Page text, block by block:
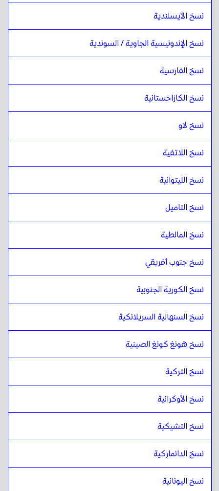
نسخ الآيسلندية
نسخ الإندونيسية الجاوية / السوندية
نسخ الفارسية
نسخ الكازاخستانية
نسخ لاو
نسخ اللاتفية
نسخ الليتوانية
نسخ التاميل
نسخ المالطية
نسخ جنوب أفريقي
نسخ الكورية الجنوبية
نسخ السنهالية السريلانكية
نسخ هونغ كونغ الصينية
نسخ التركية
نسخ الأوكرانية
نسخ التشيكية
نسخ الدانماركية
نسخ اليونانية